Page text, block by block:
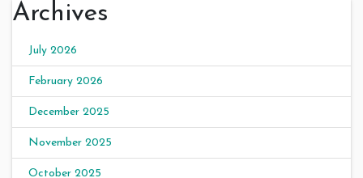
Archives
July 2026
February 2026
December 2025
November 2025
October 2025